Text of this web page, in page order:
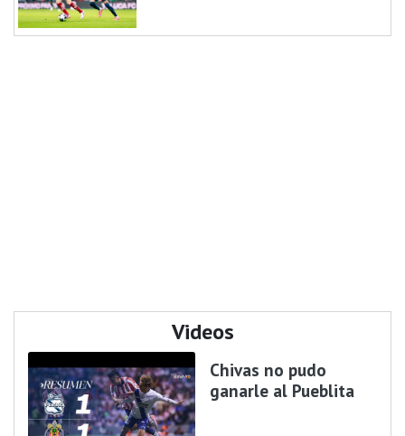
Videos
Chivas no pudo
ganarle al Pueblita